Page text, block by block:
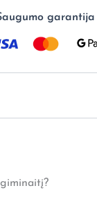
garantija